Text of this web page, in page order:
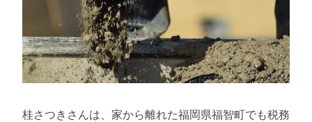
桂さつきさんは、家から離れた福岡県福智町でも税務